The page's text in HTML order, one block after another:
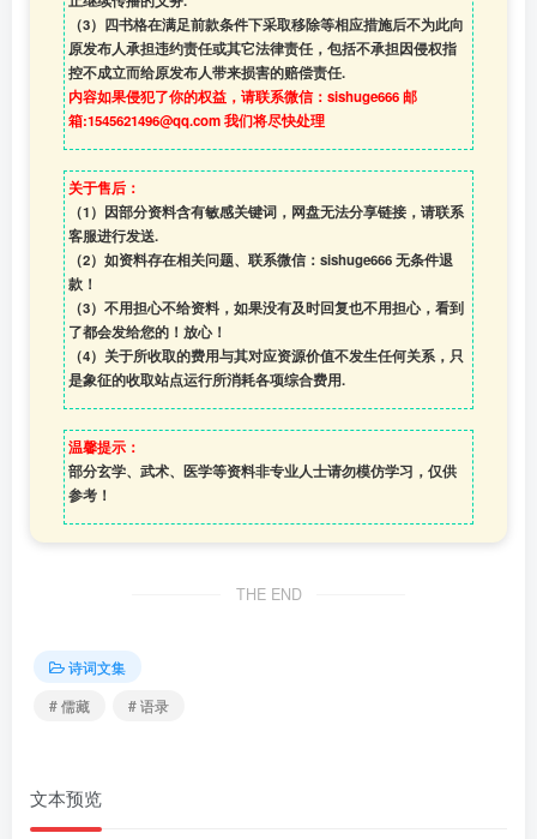
（3）四书格在满足前款条件下采取移除等相应措施后不为此向
原发布人承担违约责任或其它法律责任，包括不承担因侵权指
控不成立而给原发布人带来损害的赔偿责任.
内容如果侵犯了你的权益，请联系微信：sishuge666 邮
箱:1545621496@qq.com 我们将尽快处理
关于售后：
（1）因部分资料含有敏感关键词，网盘无法分享链接，请联系
客服进行发送.
（2）如资料存在相关问题、联系微信：sishuge666 无条件退
款！
（3） 不用担心不给资料，如果没有及时回复也不用担心，看到
了都会发给您的！放心！
（4） 关于所收取的费用与其对应资源价值不发生任何关系，只
是象征的收取站点运行所消耗各项综合费用.
温馨提示：
部分玄学、武术、医学等资料非专业人士请勿模仿学习，仅供
参考！
THE END
诗词文集
# 儒藏
# 语录
文本预览